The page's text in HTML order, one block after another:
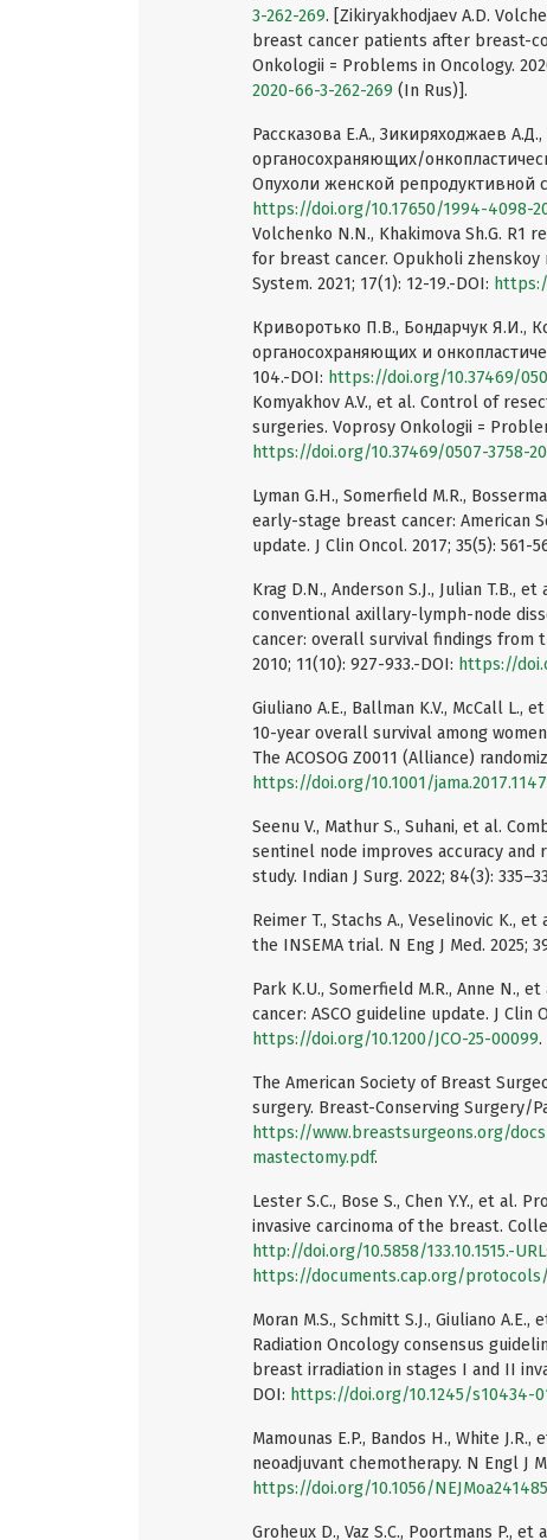
3-262-269. [Zikiryakhodjaev A.D.
breast cancer patients after breast-
Onkologii = Problems in Oncology.
2020-66-3-262-269 (In Rus)].
Рассказова Е.А., Зикиряходжаев
органосохраняющих/
Опухоли женской репродуктивной
https://doi.org/10.17650/1994-4098-
Volchenko N.N., Khakimova Sh.G.
for breast cancer. Opukholi
System. 2021; 17(1): 12-19.-DOI:
Криворотько П.В., Бондарчук Я.И.,
органосохраняющих и
104.-DOI: https://doi.org/10.37469/
Komyakhov A.V., et al. Control of
surgeries. Voprosy Onkologii =
https://doi.org/10.37469/0507-3758-
Lyman G.H., Somerfield M.R.,
early-stage breast cancer: American
update. J Clin Oncol. 2017; 35(5): 561-
Krag D.N., Anderson S.J., Julian T.B.,
conventional axillary-lymph-node
cancer: overall survival findings from
2010; 11(10): 927-933.-DOI: https://
Giuliano A.E., Ballman K.V., McCall
10-year overall survival among
The ACOSOG Z0011 (Alliance)
https://doi.org/10.1001/
Seenu V., Mathur S., Suhani, et al.
sentinel node improves accuracy
study. Indian J Surg. 2022; 84(3):
Reimer T., Stachs A., Veselinovic K.,
the INSEMA trial. N Eng J Med. 2025;
Park K.U., Somerfield M.R., Anne N.,
cancer: ASCO guideline update. J Clin
https://doi.org/10.1200/JCO-25-00099.
The American Society of Breast
surgery. Breast-Conserving Surgery/
https://www.breastsurgeons.org/
mastectomy.pdf.
Lester S.C., Bose S., Chen Y.Y., et
invasive carcinoma of the breast.
http://doi.org/10.5858/133.10.1515.-URL:
https://documents.cap.org/protocols/
Moran M.S., Schmitt S.J., Giuliano
Radiation Oncology consensus
breast irradiation in stages I and II
DOI: https://doi.org/10.1245/s10434-
Mamounas E.P., Bandos H., White
neoadjuvant chemotherapy. N Engl J
https://doi.org/10.1056/
Groheux D., Vaz S.C., Poortmans P.,